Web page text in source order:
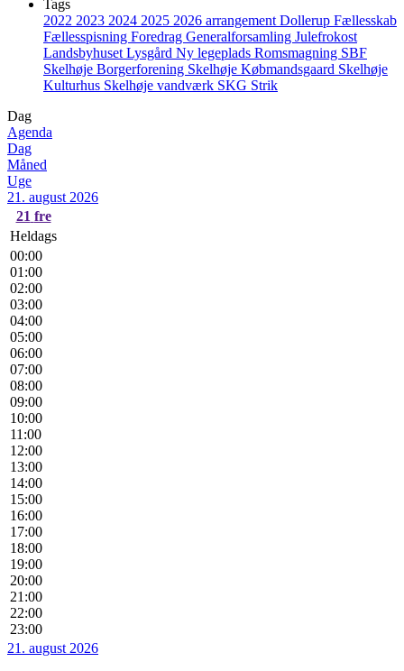
Tags
2022 2023 2024 2025 2026 arrangement Dollerup Fællesskab
Fællesspisning Foredrag Generalforsamling Julefrokost
Landsbyhuset Lysgård Ny legeplads Romsmagning SBF
Skelhøje Borgerforening Skelhøje Købmandsgaard Skelhøje
Kulturhus Skelhøje vandværk SKG Strik
Dag
Agenda
Dag
Måned
Uge
21. august 2026
21 fre
Heldags
00:00
01:00
02:00
03:00
04:00
05:00
06:00
07:00
08:00
09:00
10:00
11:00
12:00
13:00
14:00
15:00
16:00
17:00
18:00
19:00
20:00
21:00
22:00
23:00
21. august 2026